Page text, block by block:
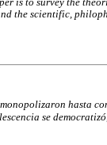
is to survey the
the scientific,
hasta
se